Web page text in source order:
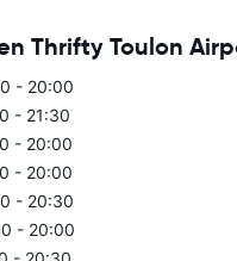
Thrifty Toulon
- 20:00
- 21:30
- 20:00
- 20:00
- 20:30
- 20:00